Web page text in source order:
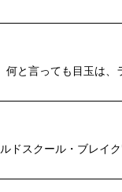
と言っても目玉は
スクール・ブレイ